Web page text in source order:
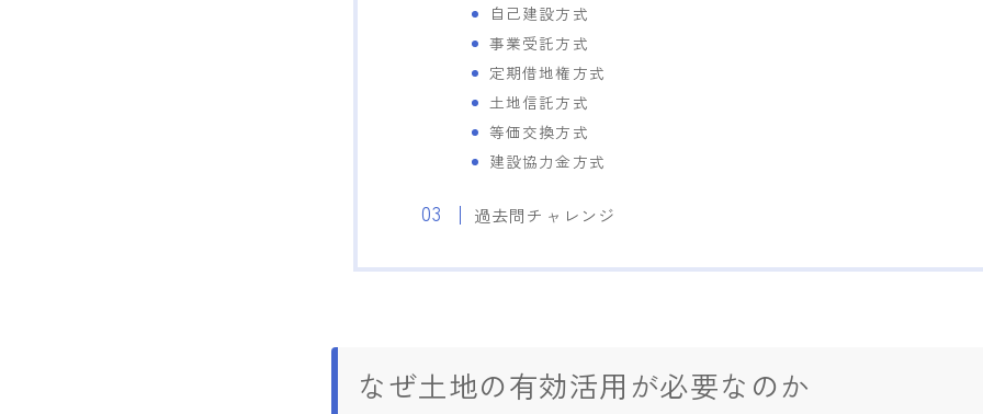
自己建設方式
事業受託方式
定期借地権方式
土地信託方式
等価交換方式
建設協力金方式
過去問チャレンジ
なぜ土地の有効活用が必要なのか